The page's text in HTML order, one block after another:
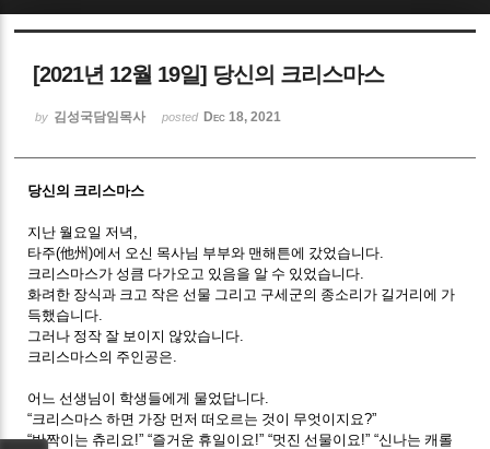
[2021년 12월 19일] 당신의 크리스마스
by 김성국담임목사 posted Dec 18, 2021
당신의 크리스마스
지난 월요일 저녁
타주(他州)에서 오신 목사님 부부와 맨해튼에 갔었습니다
크리스마스가 성큼 다가오고 있음을 알 수 있었습니다
화려한 장식과 크고 작은 선물 그리고 구세군의 종소리가 길거리에 가
득했습니다
그러나 정작 잘 보이지 않았습니다
크리스마스의 주인공은
어느 선생님이 학생들에게 물었답니다
“크리스마스 하면 가장 먼저 떠오르는 것이 무엇이지요?”
“반짝이는 츄리요 !” “즐거운 휴일이요 !” “멋진 선물이요 !” “신나는 캐롤
Sketchbook5, 스케치북5
Sketchbook5, 스케치북5